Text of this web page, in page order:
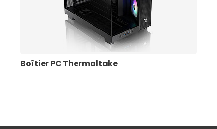
Boîtier PC Thermaltake